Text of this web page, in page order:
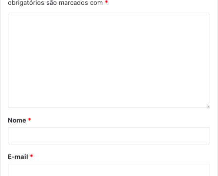
qualidade de vida nos distritos, para oferecer um serviço
moradores. Na Warta, onde moro, por exemplo, pretendo
trazer algo novo para os jovens, para que eles tenham
obrigatórios são marcados com *
Nome *
E-mail *